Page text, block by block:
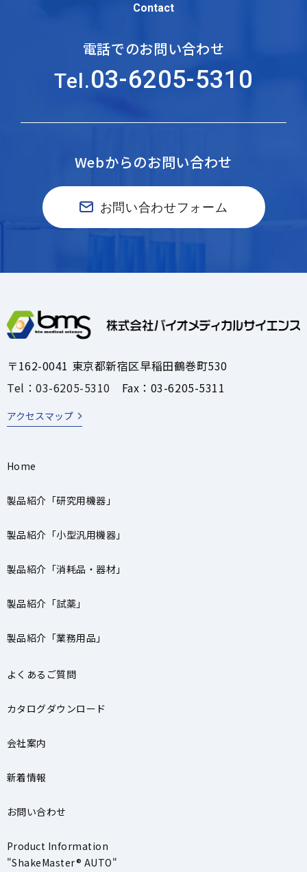
Contact
電話でのお問い合わせ
Tel.03-6205-5310
Webからのお問い合わせ
お問い合わせフォーム
〒162-0041 東京都新宿区早稲田鶴巻町530
Tel：03-6205-5310 Fax：03-6205-5311
アクセスマップ
Home
製品紹介「研究用機器」
製品紹介「小型汎用機器」
製品紹介「消耗品・器材」
製品紹介「試薬」
製品紹介「業務用品」
よくあるご質問
カタログダウンロード
会社案内
新着情報
お問い合わせ
Product Information
"ShakeMaster® AUTO"